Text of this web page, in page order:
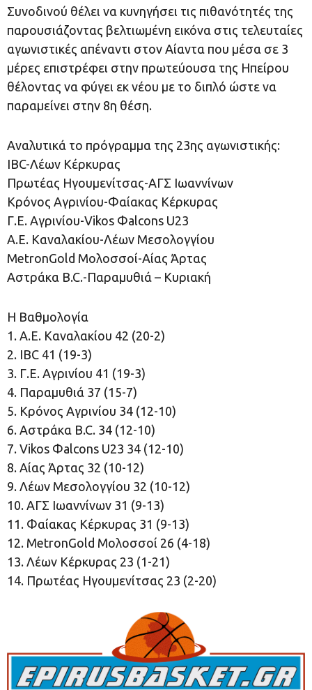
Συνοδινού θέλει να κυνηγήσει τις πιθανότητές της
παρουσιάζοντας βελτιωμένη εικόνα στις τελευταίες
αγωνιστικές απέναντι στον Αίαντα που μέσα σε 3
μέρες επιστρέφει στην πρωτεύουσα της Ηπείρου
θέλοντας να φύγει εκ νέου με το διπλό ώστε να
παραμείνει στην 8η θέση.
Αναλυτικά το πρόγραμμα της 23ης αγωνιστικής:
IBC-Λέων Κέρκυρας
Πρωτέας Ηγουμενίτσας-ΑΓΣ Ιωαννίνων
Κρόνος Αγρινίου-Φαίακας Κέρκυρας
Γ.Ε. Αγρινίου-Vikos Φalcons U23
Α.Ε. Καναλακίου-Λέων Μεσολογγίου
MetronGold Μολοσσοί-Αίας Άρτας
Αστράκα B.C.-Παραμυθιά – Κυριακή
H Βαθμολογία
1. Α.Ε. Καναλακίου 42 (20-2)
2. IBC 41 (19-3)
3. Γ.Ε. Αγρινίου 41 (19-3)
4. Παραμυθιά 37 (15-7)
5. Κρόνος Αγρινίου 34 (12-10)
6. Αστράκα B.C. 34 (12-10)
7. Vikos Φalcons U23 34 (12-10)
8. Αίας Άρτας 32 (10-12)
9. Λέων Μεσολογγίου 32 (10-12)
10. ΑΓΣ Ιωαννίνων 31 (9-13)
11. Φαίακας Κέρκυρας 31 (9-13)
12. MetronGold Μολοσσοί 26 (4-18)
13. Λέων Κέρκυρας 23 (1-21)
14. Πρωτέας Ηγουμενίτσας 23 (2-20)